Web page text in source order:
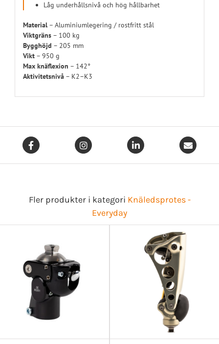
Låg underhållsnivå och hög hållbarhet
Material– Aluminiumlegering / rostfritt stål
Viktgräns– 100 kg
Bygghöjd – 205 mm
Vikt– 950 g
Max knäflexion – 142°
Aktivitetsnivå– K2–K3
Fler produkter i kategori Knäledsprotes -
Everyday